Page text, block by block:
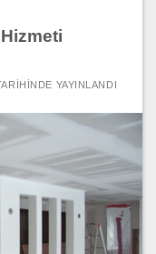
YAYINLANDI